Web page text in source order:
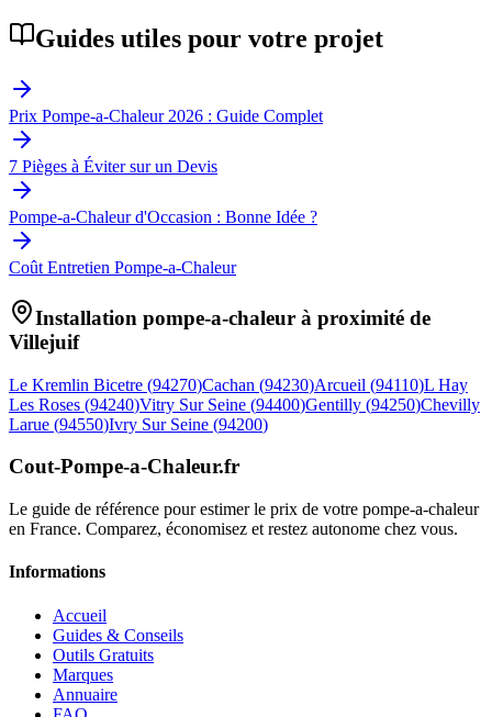
Guides utiles pour votre projet
Prix Pompe-a-Chaleur 2026 : Guide Complet
7 Pièges à Éviter sur un Devis
Pompe-a-Chaleur d'Occasion : Bonne Idée ?
Coût Entretien Pompe-a-Chaleur
Installation pompe-a-chaleur à proximité de
Villejuif
Le Kremlin Bicetre (94270)Cachan (94230)Arcueil (94110)L Hay
Les Roses (94240)Vitry Sur Seine (94400)Gentilly (94250)Chevilly
Larue (94550)Ivry Sur Seine (94200)
Cout-Pompe-a-Chaleur.fr
Le guide de référence pour estimer le prix de votre pompe-a-chaleur
en France. Comparez, économisez et restez autonome chez vous.
Informations
Accueil
Guides & Conseils
Outils Gratuits
Marques
Annuaire